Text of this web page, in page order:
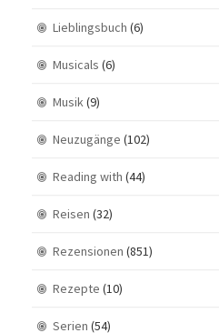
Lieblingsbuch (6)
Musicals (6)
Musik(9)
Neuzugänge (102)
Reading with (44)
Reisen (32)
Rezensionen (851)
Rezepte (10)
Serien (54)